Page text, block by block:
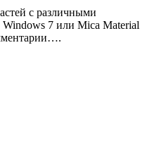
с различными
7 или Mica Material